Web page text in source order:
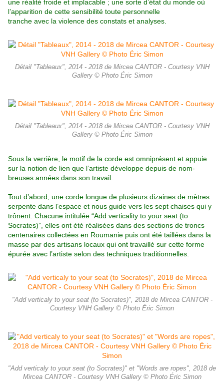
une réalité froide et implacable ; une sorte d’état du monde où
l’apparition de cette sensibilité toute personnelle
tranche avec la violence des constats et analyses.
Détail "Tableaux", 2014 - 2018 de Mircea CANTOR - Courtesy VNH
Gallery © Photo Éric Simon
Détail "Tableaux", 2014 - 2018 de Mircea CANTOR - Courtesy VNH
Gallery © Photo Éric Simon
Sous la verrière, le motif de la corde est omniprésent et appuie
sur la notion de lien que l’artiste développe depuis de nom-
breuses années dans son travail.
Tout d’abord, une corde longue de plusieurs dizaines de mètres
serpente dans l’espace et nous guide vers les sept chaises qui y
trônent. Chacune intitulée “Add verticality to your seat (to
Socrates)”, elles ont été réalisées dans des sections de troncs
centenaires collectées en Roumanie puis ont été taillées dans la
masse par des artisans locaux qui ont travaillé sur cette forme
épurée avec l’artiste selon des techniques traditionnelles.
"Add verticaly to your seat (to Socrates)", 2018 de Mircea CANTOR -
Courtesy VNH Gallery © Photo Éric Simon
"Add verticaly to your seat (to Socrates)" et "Words are ropes", 2018 de
Mircea CANTOR - Courtesy VNH Gallery © Photo Éric Simon